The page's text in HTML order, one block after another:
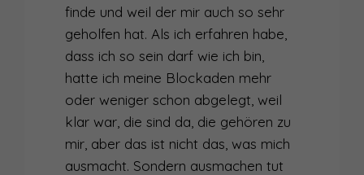
finde und weil der mir auch so sehr
geholfen hat. Als ich erfahren habe,
dass ich so sein darf wie ich bin,
hatte ich meine Blockaden mehr
oder weniger schon abgelegt, weil
klar war, die sind da, die gehören zu
mir, aber das ist nicht das, was mich
ausmacht. Sondern ausmachen tut